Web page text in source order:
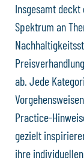
Insgesamt
Spektrum an
ab. Jede
Practice-
gezielt
ihre